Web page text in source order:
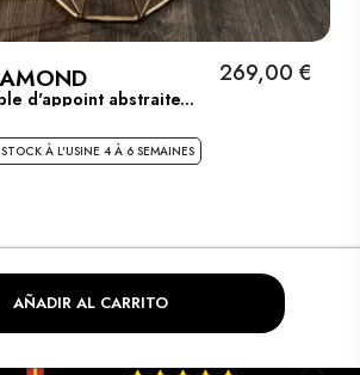
TABLE BASSE ARTISANALE ORIENT 80CM
CUIVRE AU DESIGN MARTELÉ CLASSIQUE
( En stock à l'usine 4 à 6 semaines
)
Añadir al carrito
)
249,00 €
d'appoint abstraite...
269,00 €
À L'USINE 4 À 6 SEMAINES
AÑADIR AL CARRITO